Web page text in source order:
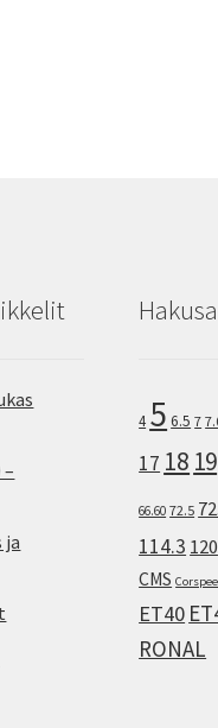
–
ja
4 5 6.5 7
17 18 19
66.60 72.5
114.3 120
CMS
ET40
RONAL